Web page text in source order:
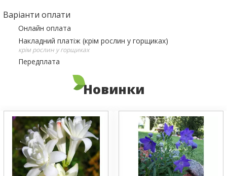
Варіанти оплати
Онлайн оплата
Накладний платіж (крім рослин у горщиках)
крім рослин у горщиках
Передплата
Новинки